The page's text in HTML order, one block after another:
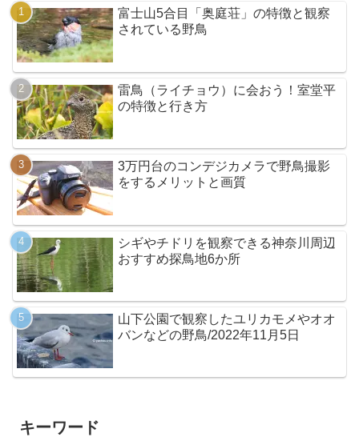
富士山5合目「奥庭荘」の特徴と観察
されている野鳥
雷鳥（ライチョウ）に会おう！室堂平
の特徴と行き方
3万円台のコンデジカメラで野鳥撮影
をするメリットと画質
シギやチドリを観察できる神奈川周辺
おすすめ探鳥地6か所
山下公園で観察したユリカモメやオオ
バンなどの野鳥/2022年11月5日
キーワード